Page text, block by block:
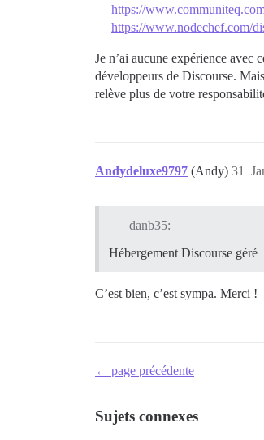
https://
https://www.nodechef.com/
Je n’ai aucune expérience avec
développeurs de Discourse.
relève plus de votre
Andydeluxe9797 (Andy) 31
danb35:
Hébergement Discourse géré
C’est bien, c’est sympa. Merci !
← page précédente
Sujets connexes